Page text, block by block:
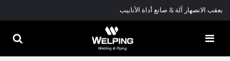
بعقب الانصهار آلة & صانع أداة الأنابيب